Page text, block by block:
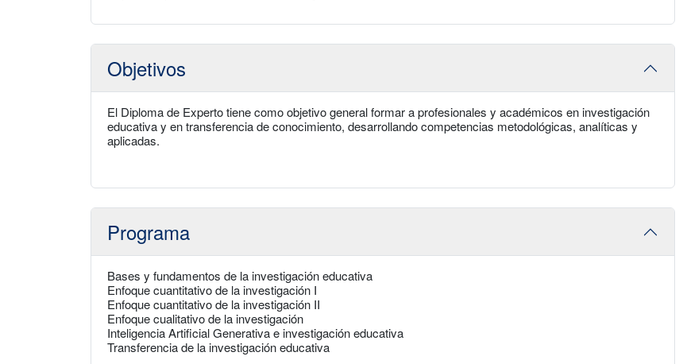
Objetivos
El Diploma de Experto tiene como objetivo general formar a profesionales y académicos en investigación
educativa y en transferencia de conocimiento, desarrollando competencias metodológicas, analíticas y
aplicadas.
Programa
Bases y fundamentos de la investigación educativa
Enfoque cuantitativo de la investigación I
Enfoque cuantitativo de la investigación II
Enfoque cualitativo de la investigación
Inteligencia Artificial Generativa e investigación educativa
Transferencia de la investigación educativa